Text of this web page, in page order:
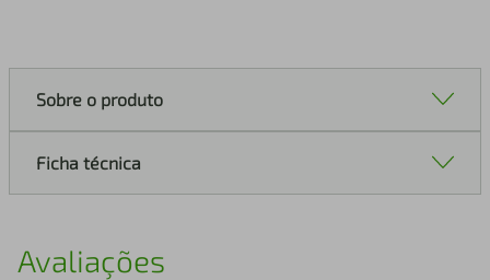
Sobre o produto
Ficha técnica
Avaliações